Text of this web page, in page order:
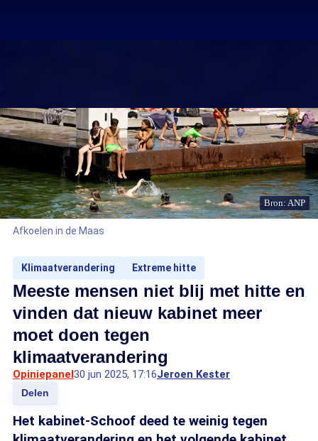
Bron: ANP
Afkoelen in de Maas
Klimaatverandering Extreme hitte
Meeste mensen niet blij met hitte en
vinden dat nieuw kabinet meer
moet doen tegen
klimaatverandering
Opiniepanel30 jun 2025, 17:16Jeroen Kester
Delen
Het kabinet-Schoof deed te weinig tegen